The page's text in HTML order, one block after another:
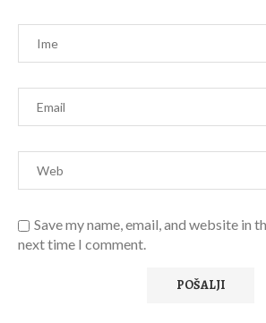
Save my name, email, and website in
next time I comment.